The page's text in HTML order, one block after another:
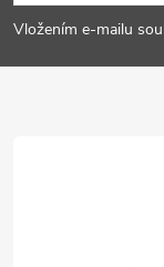
p
a
Vložením e-mailu